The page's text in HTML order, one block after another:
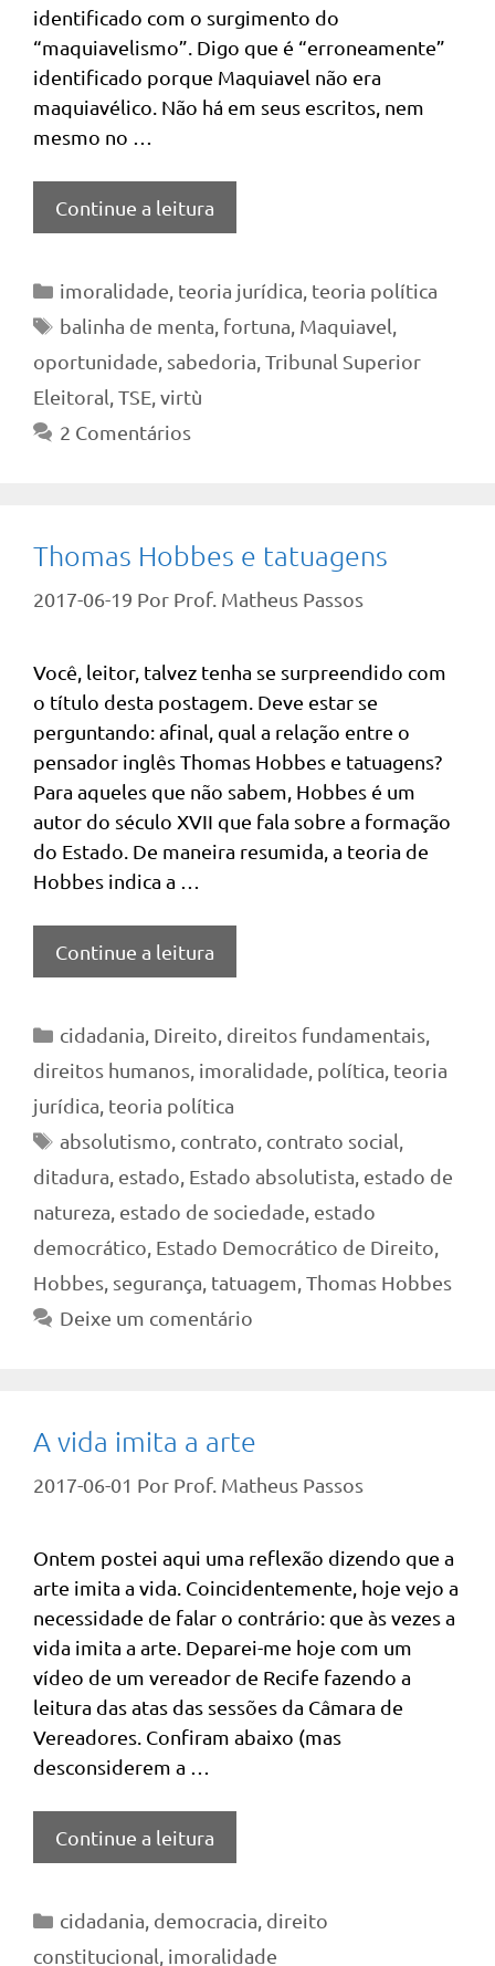
identificado com o surgimento do
“maquiavelismo”. Digo que é “erroneamente”
identificado porque Maquiavel não era
maquiavélico. Não há em seus escritos, nem
mesmo no …
Continue a leitura
Categorias
imoralidade teoria jurídica teoria política
Tags
balinha de menta fortuna Maquiavel
oportunidade sabedoria Tribunal Superior
Eleitoral TSE virtù
2 Comentários
Thomas Hobbes e tatuagens
2017-06-19 Por Prof. Matheus Passos
Você, leitor, talvez tenha se surpreendido com
o título desta postagem. Deve estar se
perguntando: afinal, qual a relação entre o
pensador inglês Thomas Hobbes e tatuagens?
Para aqueles que não sabem, Hobbes é um
autor do século XVII que fala sobre a formação
do Estado. De maneira resumida, a teoria de
Hobbes indica a …
Continue a leitura
Categorias
cidadania Direito direitos fundamentais,
direitos humanos imoralidade política teoria
jurídica teoria política
Tags
absolutismo contrato contrato social
ditadura estado Estado absolutista estado de
natureza estado de sociedade estado
democrático Estado Democrático de Direito
Hobbes segurança tatuagem Thomas Hobbes
Deixe um comentário
A vida imita a arte
2017-06-01 Por Prof. Matheus Passos
Ontem postei aqui uma reflexão dizendo que a
arte imita a vida. Coincidentemente, hoje vejo a
necessidade de falar o contrário: que às vezes a
vida imita a arte. Deparei-me hoje com um
vídeo de um vereador de Recife fazendo a
leitura das atas das sessões da Câmara de
Vereadores. Confiram abaixo (mas
desconsiderem a …
Continue a leitura
Categorias
cidadania democracia direito
constitucional imoralidade